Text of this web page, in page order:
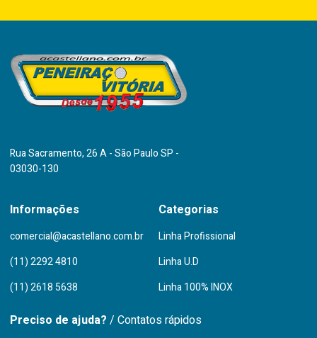
Rua Sacramento, 26 A - São Paulo SP -
03030-130
Informações
comercial@acastellano.com.br
(11) 2292 4810
(11) 2618 5638
Categorias
Linha Profissional
Linha U.D
Linha 100% INOX
Preciso de ajuda? / Contatos rápidos